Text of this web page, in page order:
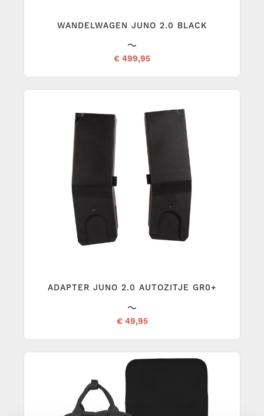
WANDELWAGEN JUNO 2.0 BLACK
€ 499,95
ADAPTER JUNO 2.0 AUTOZITJE GR0+
€ 49,95